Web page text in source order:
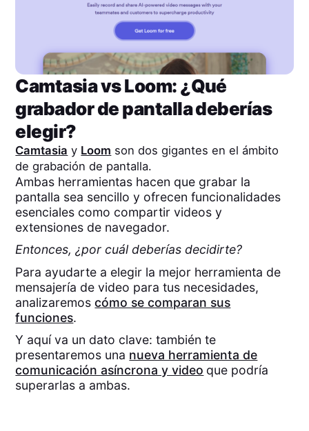
CamtasiavsLoom: ¿Qué
grabador de pantalla deberías
elegir?
Camtasia y Loom son dos gigantes en el ámbito
de grabación de pantalla.
Ambas herramientas hacen que grabar la
pantalla sea sencillo y ofrecen funcionalidades
esenciales como compartir videos y
extensiones de navegador.
Entonces, ¿por cuál deberías decidirte?
Para ayudarte a elegir la mejor herramienta de
mensajería de video para tus necesidades,
analizaremoscómo se comparan sus
funciones.
Y aquí va un dato clave: también te
presentaremos una nueva herramienta de
comunicación asíncrona y video que podría
superarlas a ambas.